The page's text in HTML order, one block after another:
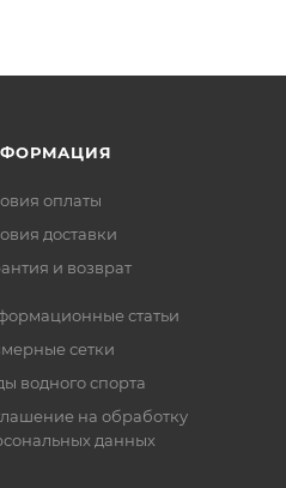
оплаты
доставки
и возврат
статьи
сетки
водного спорта
на обработку
данных